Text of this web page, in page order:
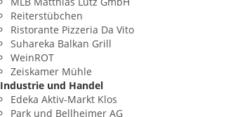
Reiterstübchen
Ristorante Pizzeria Da Vito
Suhareka Balkan Grill
WeinROT
Zeiskamer Mühle
Industrie und Handel
Edeka Aktiv-Markt Klos
Park und Bellheimer AG